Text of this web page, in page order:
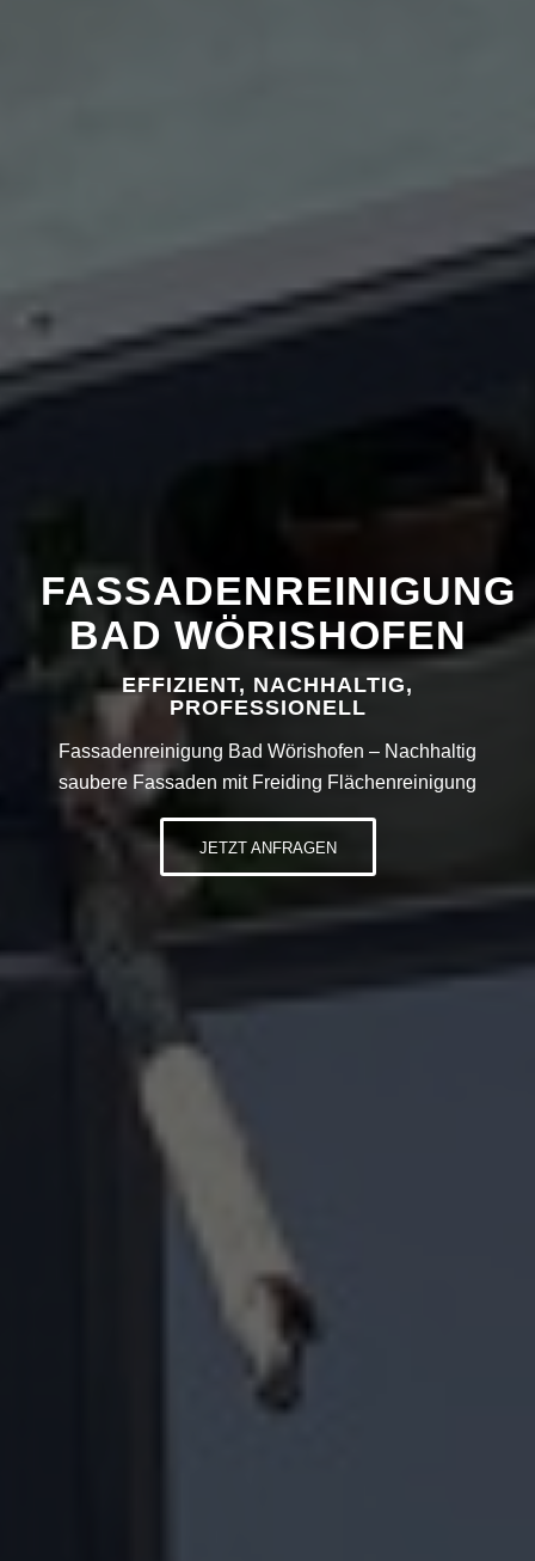
FASSADENREINIGUNG
BAD WÖRISHOFEN
EFFIZIENT, NACHHALTIG,
PROFESSIONELL
Fassadenreinigung Bad Wörishofen – Nachhaltig
saubere Fassaden mit Freiding Flächenreinigung
JETZT ANFRAGEN